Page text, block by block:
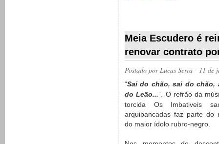
Meia Escudero é
renovar contrato
Postado por Lucas Serra - 11 de
“Sai do chão, sai do chão,
do Leão...”. O refrão da
torcida Os Imbativeis
arquibancadas faz parte do
do maior ídolo rubro-negro.